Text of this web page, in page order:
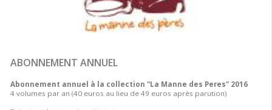
ABONNEMENT ANNUEL
Abonnement annuel à la collection "La Manne des Peres" 2016
4 volumes par an (40 euros au lieu de 49 euros après parution)